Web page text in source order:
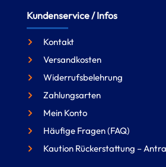
Kundenservice / Infos
Kontakt
Versandkosten
Widerrufsbelehrung
Zahlungsarten
Mein Konto
Häufige Fragen (FAQ)
Kaution Rückerstattung –